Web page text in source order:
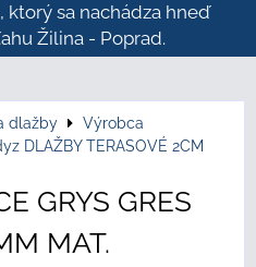
ktorý sa nachádza hneď
Žilina - Poprad.
dlažby
Výrobca
DLAŽBY TERASOVÉ 2CM
GRYS GRES
MAT.